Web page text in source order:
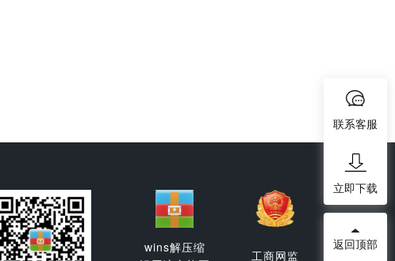
wins解压缩
工商网监
联系客服
立即下载
返回顶部